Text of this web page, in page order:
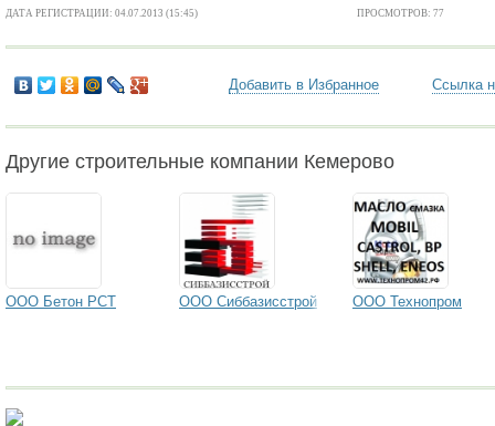
ДАТА РЕГИСТРАЦИИ: 04.07.2013 (15:45) ПРОСМОТРОВ: 77
Добавить в Избранное Ссылка
Другие строительные компании Кемерово
ООО Бетон РСТ ООО Сиббазисстрой ООО Технопром